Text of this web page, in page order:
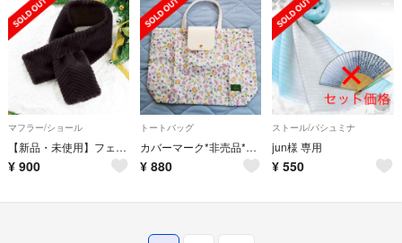
マフラー/ショール
【新品・未使用】フェイクファーマフラー★COVERMARKノベルティ
¥ 900
トートバッグ
カバーマーク*非売品*ミントン特製折りたたみトートバッグ
¥ 880
ストール/パシュミナ
jun様 専用
¥ 550